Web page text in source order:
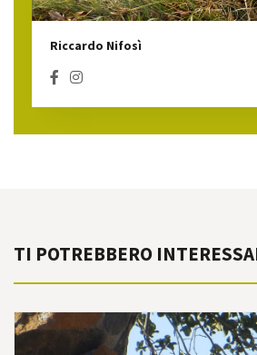
Riccardo Nifosì
TI POTREBBERO